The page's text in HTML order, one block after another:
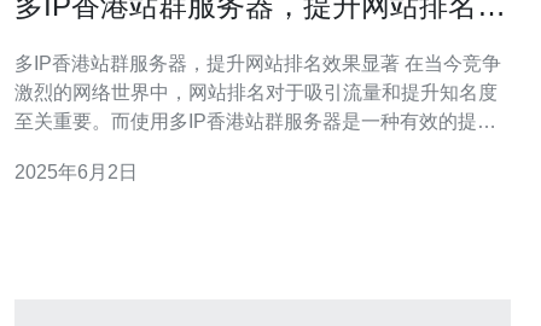
多IP香港站群服务器，提升网站排名效果显著 在当今竞争
激烈的网络世界中，网站排名对于吸引流量和提升知名度
至关重要。而使用多IP香港站群服务器是一种有效的提升
排名的影响，并为您解读其效果。 多IP香港站群服务器是
2025年6月2日